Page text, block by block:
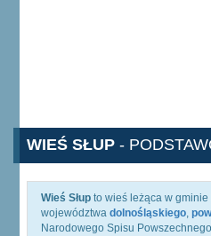
WIEŚ SŁUP -
Wieś Słup to wieś leżąca w gminie
województwa dolnośląskiego,
Narodowego Spisu